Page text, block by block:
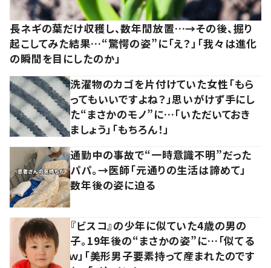
長ネギの葉だけ収穫し、数年間放置…→その後、掘り
起こしてみた結果…“驚愕の姿”に「え？」「我々は進化
の瞬間を目にしたのか」
洗濯物のカゴを片付けていた女性「もら
ってもいいですよね？」思いがけず手にし
た“まさかのモノ”に…「いただいておき
ましょう」「もちろん！」
通勤中の事故で“一時意識不明”だった
パパ。→医師「元通りの生活は諦めて」
数年後の姿に迫る
『ビスコ』の少年に似ていた4歳の男の
子。19年後の“まさかの姿”に…「似てる
ｗ」「美形男子要素持って産まれたのです